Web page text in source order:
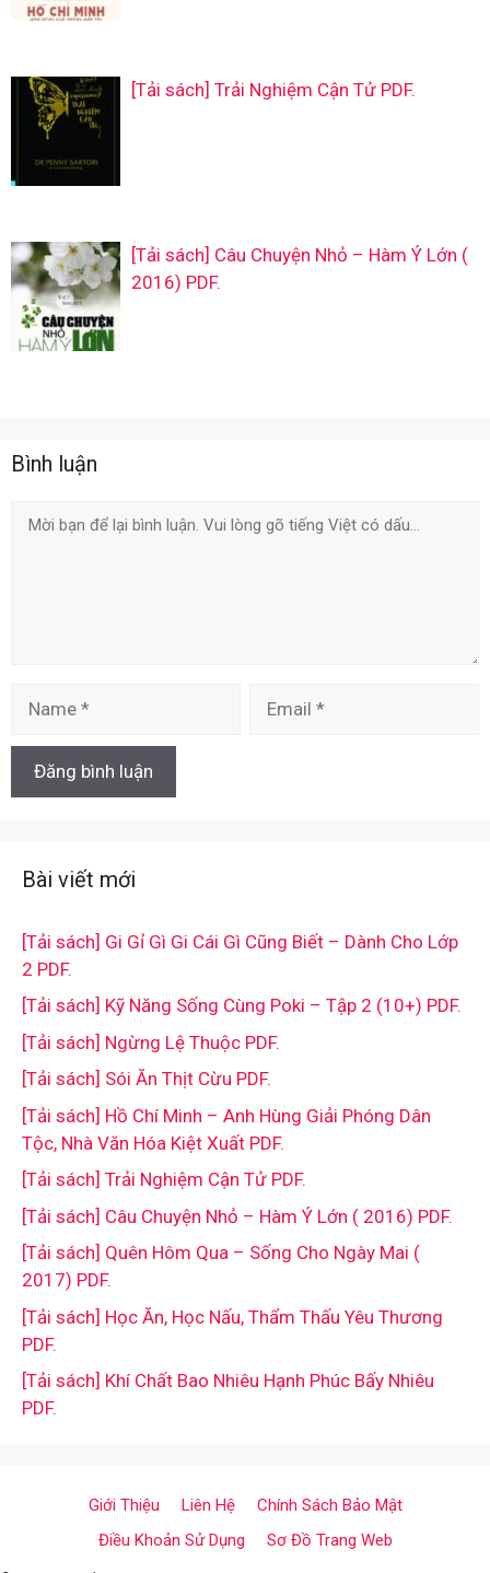
[Tải sách] Trải Nghiệm Cận Tử PDF.
[Tải sách] Câu Chuyện Nhỏ – Hàm Ý Lớn (
2016) PDF.
Bình luận
Comment
Bài viết mới
[Tải sách] Gi Gỉ Gì Gi Cái Gì Cũng Biết – Dành Cho Lớp
2 PDF.
[Tải sách] Kỹ Năng Sống Cùng Poki – Tập 2 (10+) PDF.
[Tải sách] Ngừng Lệ Thuộc PDF.
[Tải sách] Sói Ăn Thịt Cừu PDF.
[Tải sách] Hồ Chí Minh – Anh Hùng Giải Phóng Dân
Tộc, Nhà Văn Hóa Kiệt Xuất PDF.
[Tải sách] Trải Nghiệm Cận Tử PDF.
[Tải sách] Câu Chuyện Nhỏ – Hàm Ý Lớn ( 2016) PDF.
[Tải sách] Quên Hôm Qua – Sống Cho Ngày Mai (
2017) PDF.
[Tải sách] Học Ăn, Học Nấu, Thẩm Thấu Yêu Thương
PDF.
[Tải sách] Khí Chất Bao Nhiêu Hạnh Phúc Bấy Nhiêu
PDF.
Giới Thiệu Liên Hệ
Chính Sách Bảo Mật
Điều Khoản Sử Dụng
Sơ Đồ Trang Web